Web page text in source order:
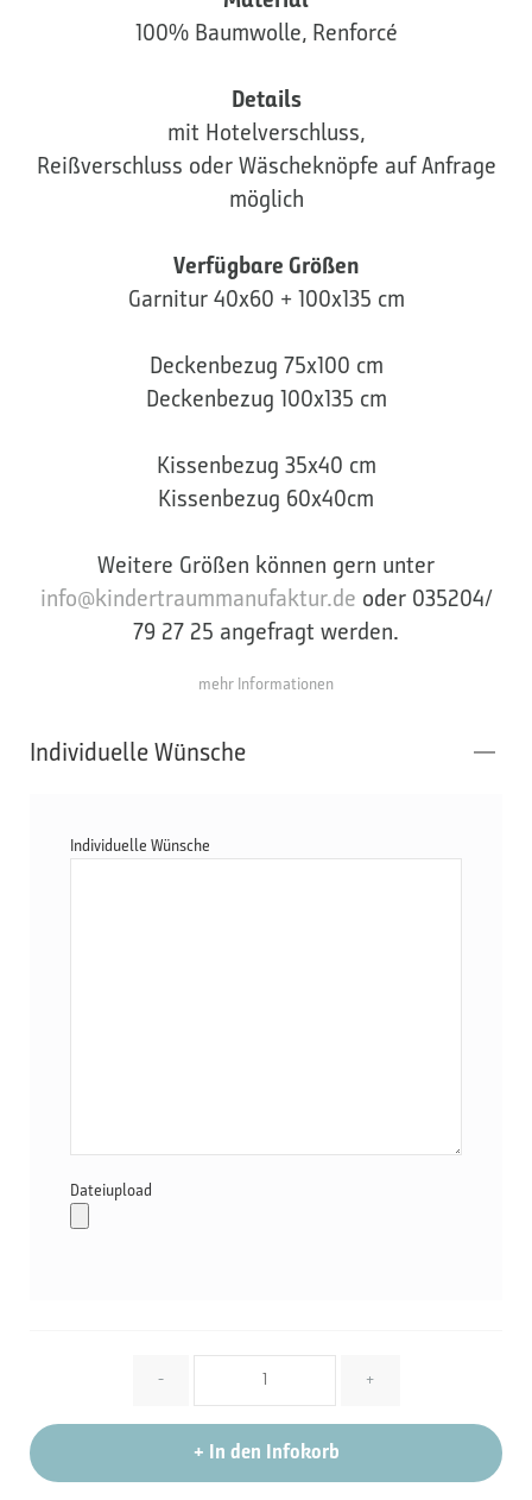
100% Baumwolle, Renforcé
Details
mit Hotelverschluss,
Reißverschluss oder Wäscheknöpfe auf Anfrage
möglich
Verfügbare Größen
Garnitur 40x60 + 100x135 cm
Deckenbezug 75x100 cm
Deckenbezug 100x135 cm
Kissenbezug 35x40 cm
Kissenbezug 60x40cm
Weitere Größen können gern unter
info@kindertraummanufaktur.de oder 035204/
79 27 25 angefragt werden.
mehr Informationen
Individuelle Wünsche
Individuelle Wünsche
Dateiupload
- +
+ In den Infokorb